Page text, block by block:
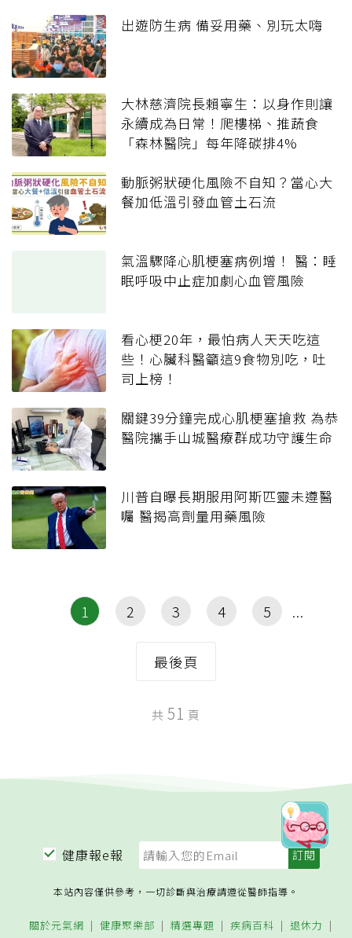
出遊防生病 備妥用藥、別玩太嗨
大林慈濟院長賴寧生：以身作則讓
永續成為日常！爬樓梯、推蔬食
「森林醫院」每年降碳排4%
動脈粥狀硬化風險不自知？當心大
餐加低溫引發血管土石流
氣溫驟降心肌梗塞病例增！ 醫：睡
眠呼吸中止症加劇心血管風險
看心梗20年，最怕病人天天吃這
些！心臟科醫籲這9食物別吃，吐
司上榜！
關鍵39分鐘完成心肌梗塞搶救 為恭
醫院攜手山城醫療群成功守護生命
川普自曝長期服用阿斯匹靈未遵醫
囑 醫揭高劑量用藥風險
1 2 3 4 5
最後頁
共 51 頁
健康報e報
本站內容僅供參考，一切診斷與治療請遵從醫師指導。
關於元氣網 健康聚樂部 精選專題 疾病百科 退休力